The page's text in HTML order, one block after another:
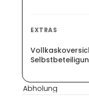
EXTRAS